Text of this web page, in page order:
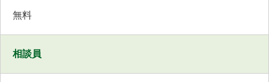
無料
相談員